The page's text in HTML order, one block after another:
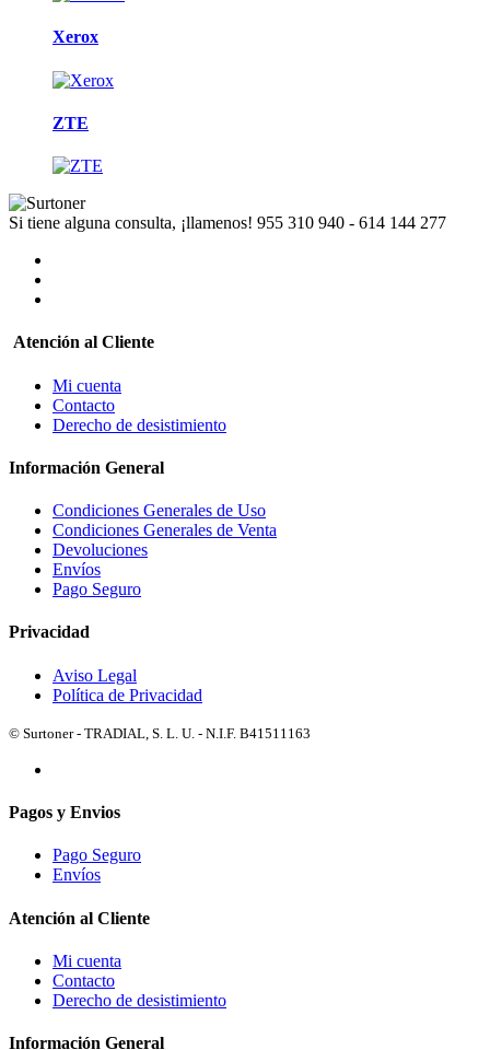
Xerox
ZTE
Si tiene alguna consulta, ¡llamenos! 955 310 940 - 614 144 277
Atención al Cliente
Mi cuenta
Contacto
Derecho de desistimiento
Información General
Condiciones Generales de Uso
Condiciones Generales de Venta
Devoluciones
Envíos
Pago Seguro
Privacidad
Aviso Legal
Política de Privacidad
© Surtoner - TRADIAL, S. L. U. - N.I.F. B41511163
Pagos y Envios
Pago Seguro
Envíos
Atención al Cliente
Mi cuenta
Contacto
Derecho de desistimiento
Información General